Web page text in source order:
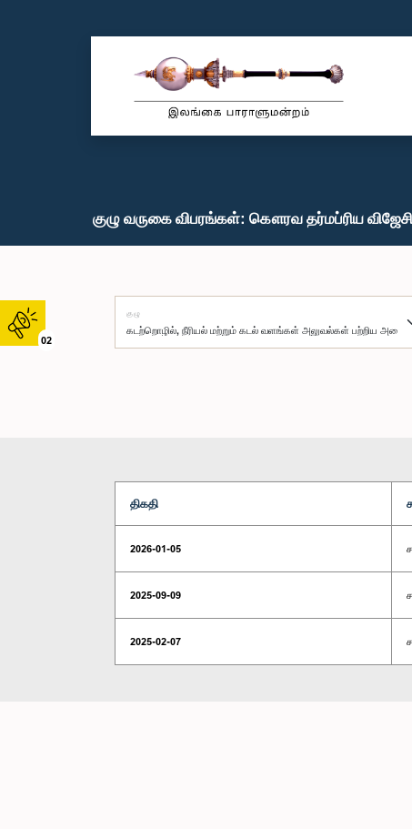
02
குழு வருகை விபரங்கள்: கௌரவ தர்மப்ரிய
குழு
திகதி
2026-01-05
2025-09-09
2025-02-07